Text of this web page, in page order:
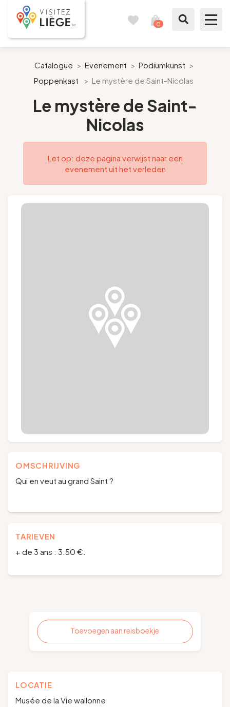
0
Inspiraties
Bereid mijn verblijf voor
Onze suggesties
Catalogue > Evenement > Podiumkunst >
Poppenkast
> Le mystère de Saint-Nicolas
Le mystère de Saint-
Nicolas
Let op: deze pagina verwijst naar een
evenement uit het verleden
OMSCHRIJVING
Qui en veut au grand Saint ?
TARIEVEN
+ de 3 ans : 3.50 €.
Toevoegen aan reisboekje
LOCATIE
Musée de la Vie wallonne